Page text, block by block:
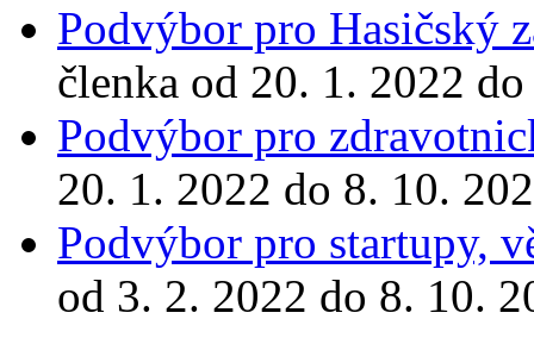
Podvýbor pro Hasičský
členka od 20. 1. 2022
Podvýbor pro
20. 1. 2022 do 8. 10.
Podvýbor pro startupy,
od 3. 2. 2022 do 8. 10.